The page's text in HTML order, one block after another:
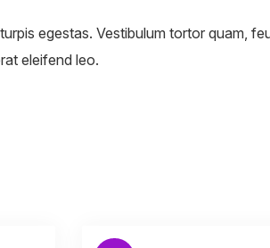
egestas. Vestibulum tortor quam,
eleifend leo.